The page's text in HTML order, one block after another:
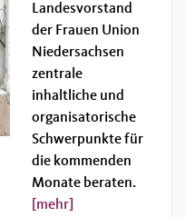
Landesvorstand
der Frauen Union
Niedersachsen
zentrale
inhaltliche und
organisatorische
Schwerpunkte für
die kommenden
Monate beraten.
[mehr]